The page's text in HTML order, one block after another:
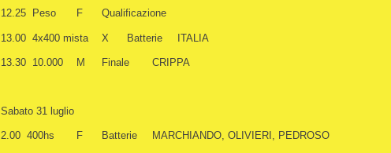
12.25 Peso F Qualificazione
13.00 4x400 mista X Batterie ITALIA
13.30 10.000 M Finale CRIPPA
Sabato 31 luglio
2.00 400hs F Batterie MARCHIANDO, OLIVIERI, PEDROSO